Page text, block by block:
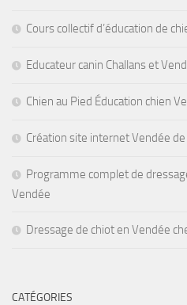
Cours collectif d’éducation de
Educateur canin Challans et
Chien au Pied Éducation chien
Création site internet Vendée de
Programme complet de
Vendée
Dressage de chiot en Vendée
CATÉGORIES